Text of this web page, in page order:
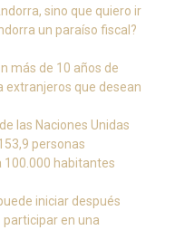
sino que quiero ir
un paraíso fiscal?
más de 10 años de
extranjeros que desean
las Naciones Unidas
personas
100.000 habitantes
iniciar después
en una